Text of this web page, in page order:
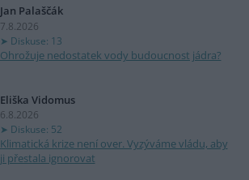
Jan Palaščák
7.8.2026
Diskuse: 13
Ohrožuje nedostatek vody budoucnost jádra?
Eliška Vidomus
6.8.2026
Diskuse: 52
Klimatická krize není over. Vyzýváme vládu, aby
ji přestala ignorovat